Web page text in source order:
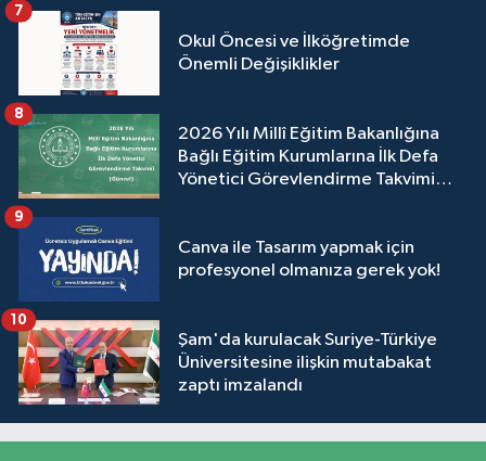
Okul Öncesi ve İlköğretimde
Önemli Değişiklikler
7
2026 Yılı Millî Eğitim Bakanlığına
Bağlı Eğitim Kurumlarına İlk Defa
Yönetici Görevlendirme Takvimi
8
Canva ile Tasarım yapmak için
profesyonel olmanıza gerek yok!
9
Şam'da kurulacak Suriye-Türkiye
Üniversitesine ilişkin mutabakat
zaptı imzalandı
10